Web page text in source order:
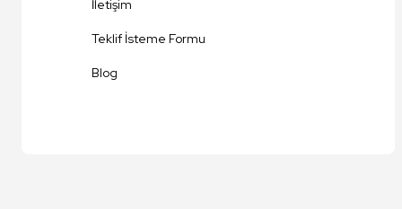
İletişim
Teklif İsteme Formu
Blog